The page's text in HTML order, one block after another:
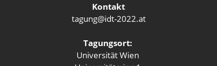
Kontakt
tagung@idt-2022.at
Tagungsort:
Universität Wien